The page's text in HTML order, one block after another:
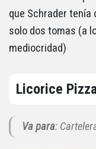
que Schrader tenía
solo dos tomas (a
mediocridad)
Licorice
Va para: